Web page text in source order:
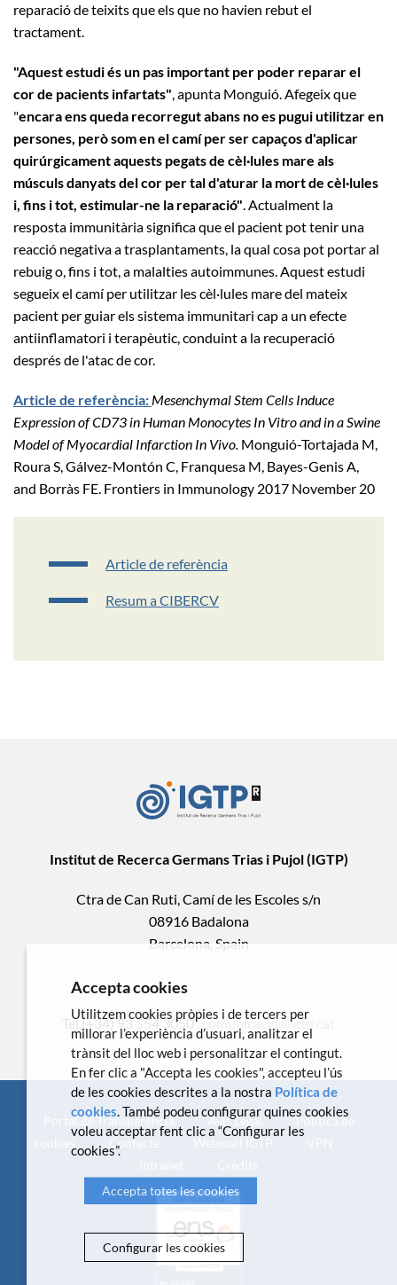
reparació de teixits que els que no havien rebut el
tractament.
"Aquest estudi és un pas important per poder reparar el
cor de pacients infartats", apunta Monguió. Afegeix que
"encara ens queda recorregut abans no es pugui utilitzar en
persones, però som en el camí per ser capaços d'aplicar
quirúrgicament aquests pegats de cèl·lules mare als
músculs danyats del cor per tal d'aturar la mort de cèl·lules
i, fins i tot, estimular-ne la reparació". Actualment la
resposta immunitària significa que el pacient pot tenir una
reacció negativa a trasplantaments, la qual cosa pot portar al
rebuig o, fins i tot, a malalties autoimmunes. Aquest estudi
segueix el camí per utilitzar les cèl·lules mare del mateix
pacient per guiar els sistema immunitari cap a un efecte
antiinflamatori i terapèutic, conduint a la recuperació
després de l'atac de cor.
Article de referència: Mesenchymal Stem Cells Induce
Expression of CD73 in Human Monocytes In Vitro and in a Swine
Model of Myocardial Infarction In Vivo. Monguió-Tortajada M,
Roura S, Gálvez-Montón C, Franquesa M, Bayes-Genis A,
and Borràs FE. Frontiers in Immunology 2017 November 20
Article de referència
Resum a CIBERCV
Institut de Recerca Germans Trias i Pujol (IGTP)
Ctra de Can Ruti, Camí de les Escoles s/n
08916 Badalona
Barcelona, Spain
Tel.(+34) 93 554 3050 .comunicacio@igtp.cat
Portal de Transparència Avís Legal
Política de
Contacte Webmail IGTP
Accepta cookies
Utilitzem cookies pròpies i de tercers per
millorar l’experiència d’usuari, analitzar el
trànsit del lloc web i personalitzar el contingut.
En fer clic a "Accepta les cookies", accepteu l’ús
de les cookies descrites a la nostra Política de
cookies. També podeu configurar quines cookies
voleu acceptar fent clic a “Configurar les
cookies”.
Accepta totes les cookies
Configurar les cookies